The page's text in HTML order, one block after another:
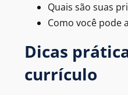
Quais são suas
Como você pode
Dicas
currículo